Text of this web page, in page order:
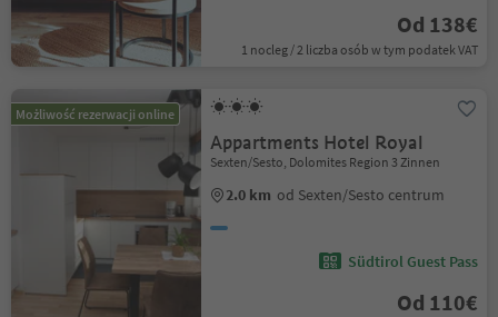
Od 138€
1 nocleg / 2 liczba osób w tym podatek VAT
Możliwość rezerwacji online
Appartments Hotel Royal
Sexten/Sesto, Dolomites Region 3 Zinnen
2.0 km od Sexten/Sesto centrum
Südtirol Guest Pass
Od 110€